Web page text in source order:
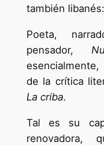
también libanés:
Poeta,
pensador,
de la crítica
La criba.
Tal es su